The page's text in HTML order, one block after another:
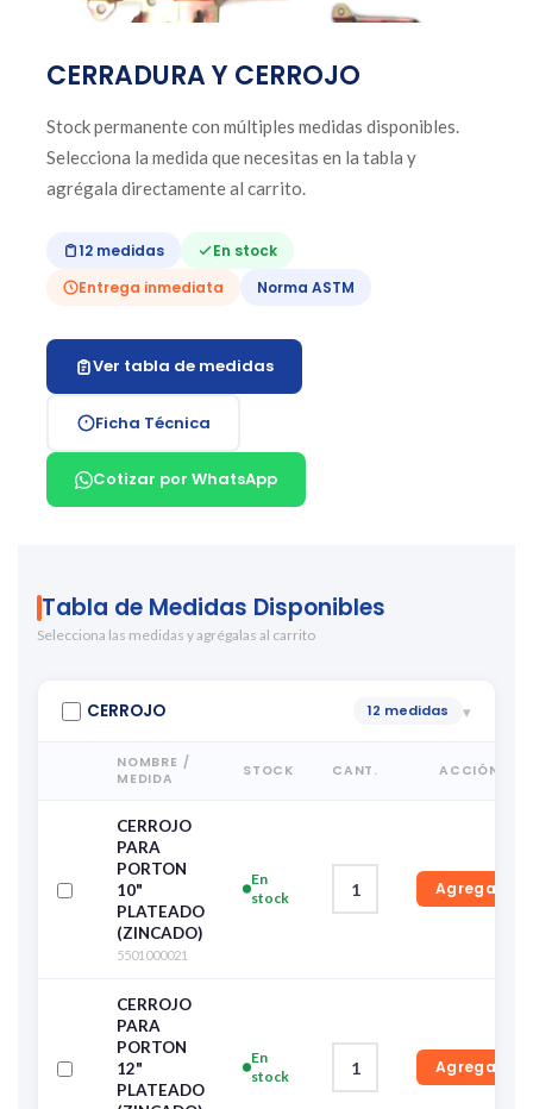
CERRADURA Y CERROJO
Stock permanente con múltiples medidas disponibles.
Selecciona la medida que necesitas en la tabla y
agrégala directamente al carrito.
12 medidas
En stock
Entrega inmediata
Norma ASTM
Ver tabla de medidas
Ficha Técnica
Cotizar por WhatsApp
Tabla de Medidas Disponibles
Selecciona las medidas y agrégalas al carrito
CERROJO 12 medidas ▾
NOMBRE /
MEDIDA
STOCK CANT. ACCIÓN
CERROJO
PARA
PORTON
10"
PLATEADO
(ZINCADO)
5501000021
En
stock
Agregar
CERROJO
PARA
PORTON
12"
PLATEADO
En
stock
Agregar